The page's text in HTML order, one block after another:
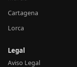
Cartagena
Lorca
Legal
Aviso Legal